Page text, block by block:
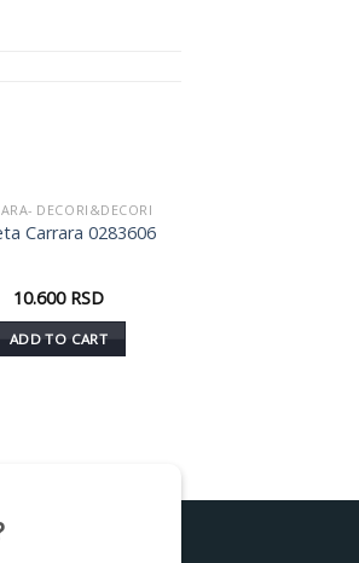
Dodaj
u listu
DECORI&DECORI
Carrara 0283606
10.600 RSD
ADD TO CART